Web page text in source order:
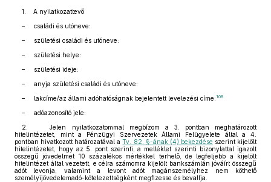
1. A nyilatkozattevő
– családi és utóneve:
– születési családi és utóneve:
– születési helye:
– születési ideje:
– anyja születési családi és utóneve:
– lakcíme/az állami adóhatóságnak bejelentett levelezési címe: 108
– adóazonosító jele:
2. Jelen nyilatkozatommal megbízom a 3. pontban meghatározott
hitelintézetet, mint a Pénzügyi Szervezetek Állami Felügyelete által a 4.
pontban hivatkozott határozatával aTv. 82. §-ának (4) bekezdése szerint kijelölt
hitelintézetet, hogy az 5. pont szerinti, a melléklet szerinti bizonylattal igazolt
összegű jövedelmet 10 százalékos mértékkel terhelő, de legfeljebb a kijelölt
hitelintézet által vezetett, e célra számomra kijelölt bankszámlán jóváírt összegű
adót levonja, valamint a levont adót magánszemélyhez nem köthető
személyijövedelemadó-kötelezettségként megfizesse és bevallja.